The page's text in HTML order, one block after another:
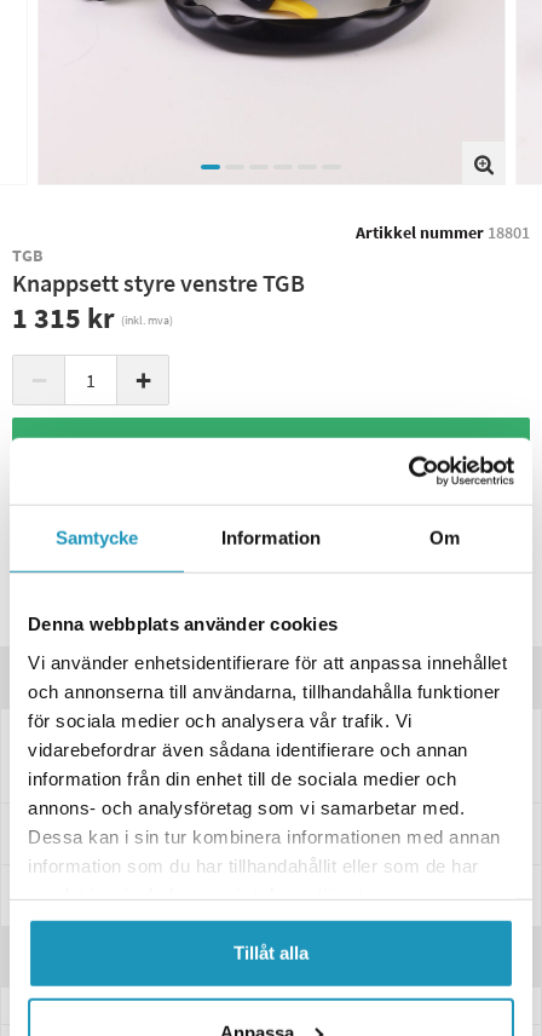
Samtycke Information Om
Denna webbplats använder cookies
Vi använder enhetsidentifierare för att anpassa innehållet
och annonserna till användarna, tillhandahålla funktioner
för sociala medier och analysera vår trafik. Vi
vidarebefordrar även sådana identifierare och annan
information från din enhet till de sociala medier och
annons- och analysföretag som vi samarbetar med.
Dessa kan i sin tur kombinera informationen med annan
information som du har tillhandahållit eller som de har
Tillåt alla
Artikkel nummer 18801
TGB
Knappsett styre venstre TGB
1 315 kr (inkl. mva)
− +
3 PÅ LAGER Sendes Umiddelbart
Leverings- og returinformasjon
Lagre produktet
Spørsmål om produktet?
Produktbeskrivelse
Kontroller for lys, horn, start og blinklys
Passer til disse modellene
Spesifikasjoner